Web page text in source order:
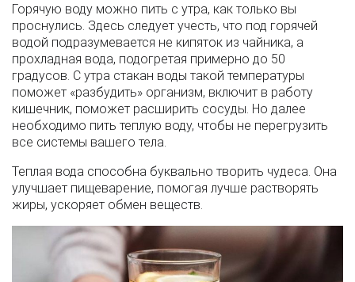
Горячую воду можно пить с утра, как только вы
проснулись. Здесь следует учесть, что под горячей
водой подразумевается не кипяток из чайника, а
прохладная вода, подогретая примерно до 50
градусов. С утра стакан воды такой температуры
поможет «разбудить» организм, включит в работу
кишечник, поможет расширить сосуды. Но далее
необходимо пить теплую воду, чтобы не перегрузить
все системы вашего тела.
Теплая вода способна буквально творить чудеса. Она
улучшает пищеварение, помогая лучше растворять
жиры, ускоряет обмен веществ.